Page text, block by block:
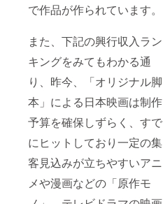
で作品が作られています。
また、下記の興行収入ラン
キングをみてもわかる通
り、昨今、「オリジナル脚
本」による日本映画は制作
予算を確保しずらく、すで
にヒットしており一定の集
客見込みが立ちやすいアニ
メや漫画などの「原作モ